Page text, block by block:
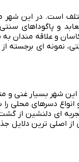
است. در این شهر
و پاگوداهای
و علاقه مندان به
نمونه ای برجسته از
شهر بسیار غنی و
انواع دسرهای محلی
ای دلنشین از گشت
اصلی ترین دلایل